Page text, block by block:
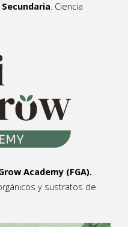
. Ciencia
Academy (FGA).
y sustratos de